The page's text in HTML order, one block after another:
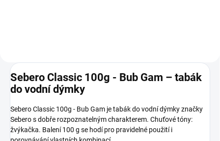
Sebero Classic 100g - Bub Gam – tabák
do vodní dýmky
Sebero Classic 100g - Bub Gam je tabák do vodní dýmky značky
Sebero s dobře rozpoznatelným charakterem. Chuťové tóny:
žvýkačka. Balení 100 g se hodí pro pravidelné použití i